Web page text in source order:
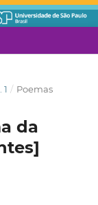
1 / Poemas
da